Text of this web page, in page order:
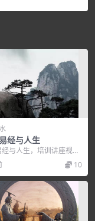
经与人生
经与人生，培训讲座视
程视频教程下载，百度
享下载。
10